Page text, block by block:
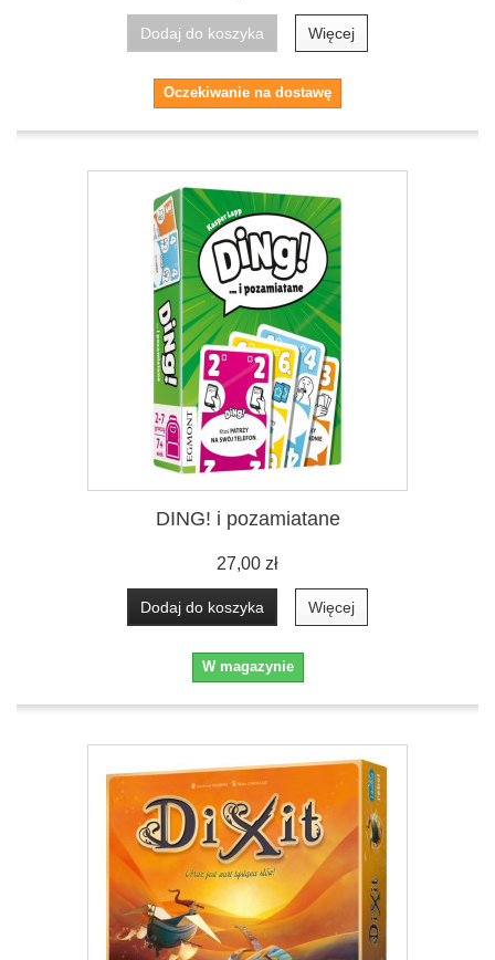
Dodaj do koszyka Więcej
Oczekiwanie na dostawę
DING! i pozamiatane
27,00 zł
Dodaj do koszyka Więcej
W magazynie